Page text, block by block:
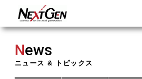
News
ニュース & トピックス